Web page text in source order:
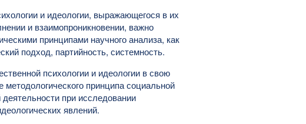
и идеологии, выражающегося в их
и взаимопроникновении, важно
принципами научного анализа, как
подход, партийность, системность.
психологии и идеологии в свою
принципа социальной
деятельности при исследовании
явлений.